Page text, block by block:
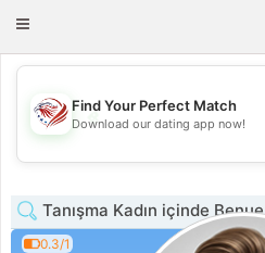
Toggle
💖
💕
Find Your Perfect Match
Download our dating app now!
Tanışma Kadın içinde Benue
0.3/1